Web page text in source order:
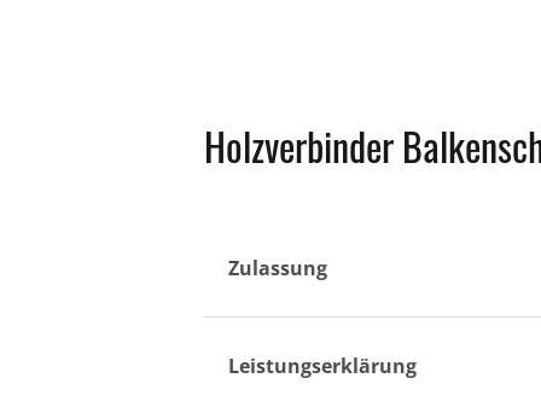
Holzverbinder
Zulassung
Leistungserklärung